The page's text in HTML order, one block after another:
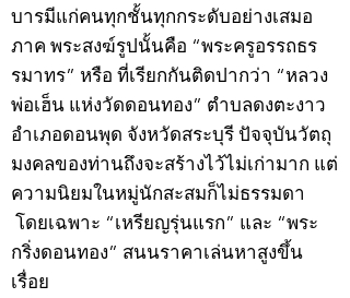
บารมีแก่คนทุกชั้นทุกกระดับอย่างเสมอ
ภาค พระสงฆ์รูปนั้นคือ “พระครูอรรถธร
รมาทร” หรือ ที่เรียกกันติดปากว่า “หลวง
พ่อเฮ็น แห่งวัดดอนทอง” ตำบลดงตะงาว
อำเภอดอนพุด จังหวัดสระบุรี ปัจจุบันวัตถุ
มงคลของท่านถึงจะสร้างไว้ไม่เก่ามาก แต่
ความนิยมในหมู่นักสะสมก็ไม่ธรรมดา
โดยเฉพาะ “เหรียญรุ่นแรก” และ “พระ
กริ่งดอนทอง” สนนราคาเล่นหาสูงขึ้น
เรื่อย